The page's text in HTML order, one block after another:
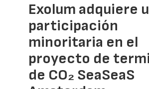
Exolum adquiere
participación
minoritaria en el
proyecto de
de CO₂ SeaSeaS